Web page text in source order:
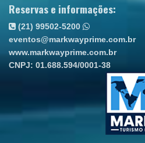
Reservas e informações:
(21) 99502-5200
eventos@markwayprime.com.br
www.markwayprime.com.br
CNPJ: 01.688.594/0001-38